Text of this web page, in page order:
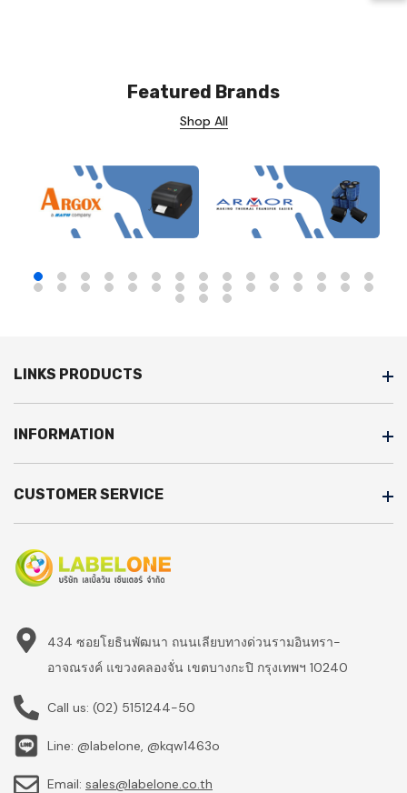
Featured Brands
Shop All
LINKS PRODUCTS
INFORMATION
CUSTOMER SERVICE
434 ซอยโยธินพัฒนา ถนนเลียบทางด่วนรามอินทรา-
อาจณรงค์ แขวงคลองจั่น เขตบางกะปิ กรุงเทพฯ 10240
Call us: (02) 5151244-50
Line: @labelone, @kqw1463o
Email: sales@labelone.co.th